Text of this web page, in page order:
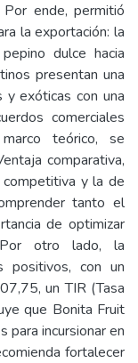
ende, permitió
la exportación: la
dulce hacia
presentan una
exóticas con una
comerciales
teórico, se
comparativa,
competitiva y la de
tanto el
de optimizar
otro lado, la
positivos, con un
un TIR (Tasa
que Bonita Fruit
para incursionar en
fortalecer